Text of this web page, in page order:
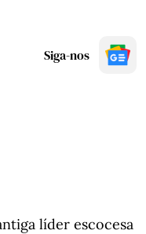
Siga-nos
líder escocesa